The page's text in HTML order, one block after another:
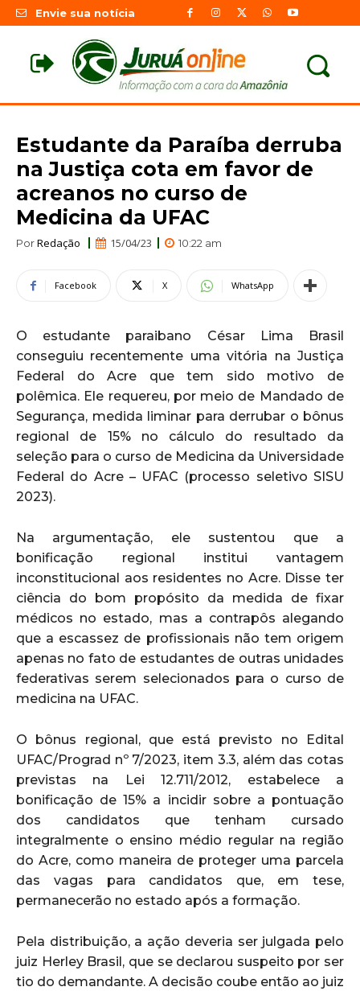
Envie sua notícia
Estudante da Paraíba derruba
na Justiça cota em favor de
acreanos no curso de
Medicina da UFAC
PorRedação 15/04/23 10:22 am
Facebook X WhatsApp
O estudante paraibano César Lima Brasil
conseguiu recentemente uma vitória na Justiça
Federal do Acre que tem sido motivo de
polêmica. Ele requereu, por meio de Mandado de
Segurança, medida liminar para derrubar o bônus
regional de 15% no cálculo do resultado da
seleção para o curso de Medicina da Universidade
Federal do Acre – UFAC (processo seletivo SISU
2023).
Na argumentação, ele sustentou que a
bonificação regional institui vantagem
inconstitucional aos residentes no Acre. Disse ter
ciência do bom propósito da medida de fixar
médicos no estado, mas a contrapôs alegando
que a escassez de profissionais não tem origem
apenas no fato de estudantes de outras unidades
federativas serem selecionados para o curso de
medicina na UFAC.
O bônus regional, que está previsto no Edital
UFAC/Prograd nº 7/2023, item 3.3, além das cotas
previstas na Lei 12.711/2012, estabelece a
bonificação de 15% a incidir sobre a pontuação
dos candidatos que tenham cursado
integralmente o ensino médio regular na região
do Acre, como maneira de proteger uma parcela
das vagas para candidatos que, em tese,
permanecerão no estado após a formação.
Pela distribuição, a ação deveria ser julgada pelo
juiz Herley Brasil, que se declarou suspeito por ser
tio do demandante. A decisão coube então ao juiz